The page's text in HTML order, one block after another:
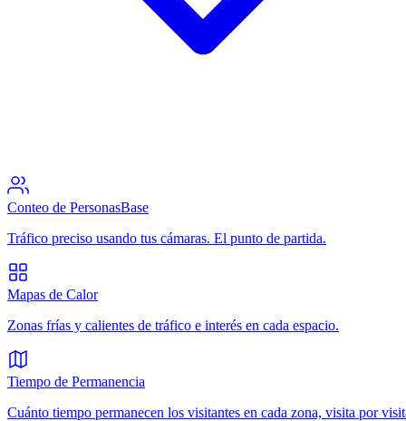
Conteo de PersonasBase
Tráfico preciso usando tus cámaras. El punto de partida.
Mapas de Calor
Zonas frías y calientes de tráfico e interés en cada espacio.
Tiempo de Permanencia
Cuánto tiempo permanecen los visitantes en cada zona, visita por